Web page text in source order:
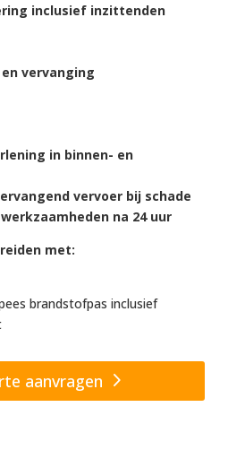
inclusief inzittenden
vervanging
in binnen- en
vervoer bij schade
na 24 uur
met:
brandstofpas inclusief
aanvragen